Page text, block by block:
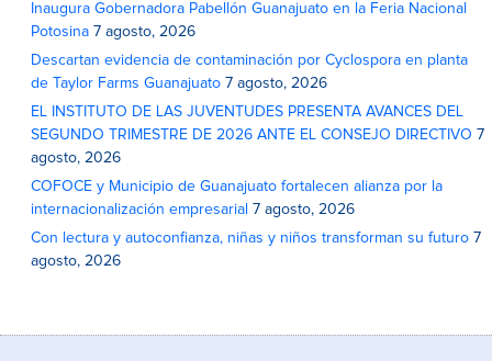
Inaugura Gobernadora Pabellón Guanajuato en la Feria Nacional
Potosina 7 agosto, 2026
Descartan evidencia de contaminación por Cyclospora en planta
de Taylor Farms Guanajuato 7 agosto, 2026
EL INSTITUTO DE LAS JUVENTUDES PRESENTA AVANCES DEL
SEGUNDO TRIMESTRE DE 2026 ANTE EL CONSEJO DIRECTIVO 7
agosto, 2026
COFOCE y Municipio de Guanajuato fortalecen alianza por la
internacionalización empresarial 7 agosto, 2026
Con lectura y autoconfianza, niñas y niños transforman su futuro 7
agosto, 2026